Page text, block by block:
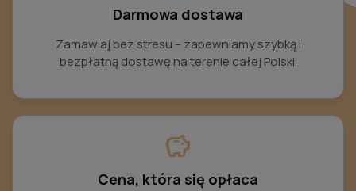
Darmowa dostawa
Zamawiaj bez stresu – zapewniamy szybką i
bezpłatną dostawę na terenie całej Polski.
savings
Cena, która się opłaca